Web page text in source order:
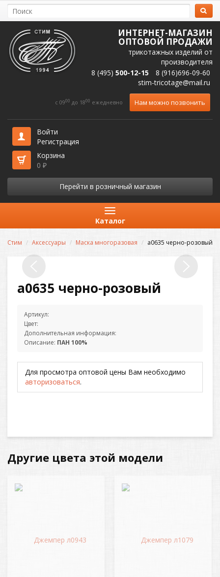
ИНТЕРНЕТ-МАГАЗИН
ОПТОВОЙ ПРОДАЖИ
трикотажных изделий от
производителя
8 (495) 500-12-15
8 (916)696-09-60
stim-tricotage@mail.ru
c 0900 до 1800 ежедневно Нам можно позвонить
Войти
Регистрация
Корзина
0 ₽
Перейти в розничный магазин
Каталог
Стим Аксессуары Маска многоразовая а0635 черно-розовый
а0635 черно-розовый
Артикул:
Цвет:
Дополнительная информация:
Описание: ПАН 100%
Для просмотра оптовой цены Вам необходимо
авторизоваться.
Другие цвета этой модели